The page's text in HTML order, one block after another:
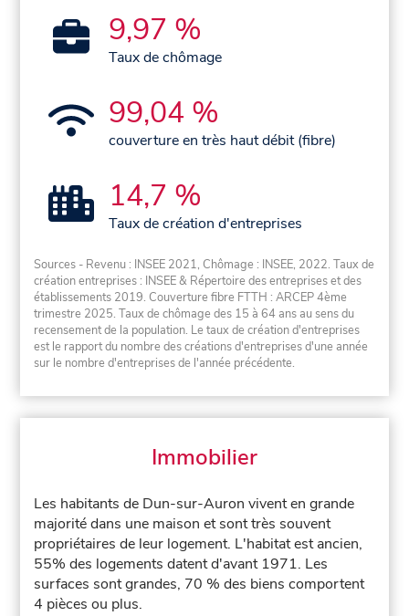
9,97 %
Taux de chômage
99,04 %
couverture en très haut débit (fibre)
14,7 %
Taux de création d'entreprises
Sources - Revenu : INSEE 2021, Chômage : INSEE, 2022. Taux de
création entreprises : INSEE & Répertoire des entreprises et des
établissements 2019. Couverture fibre FTTH : ARCEP 4ème
trimestre 2025. Taux de chômage des 15 à 64 ans au sens du
recensement de la population. Le taux de création d'entreprises
est le rapport du nombre des créations d'entreprises d'une année
sur le nombre d'entreprises de l'année précédente.
Immobilier
Les habitants de Dun-sur-Auron vivent en grande
majorité dans une maison et sont très souvent
propriétaires de leur logement. L'habitat est ancien,
55% des logements datent d'avant 1971. Les
surfaces sont grandes, 70 % des biens comportent
4 pièces ou plus.